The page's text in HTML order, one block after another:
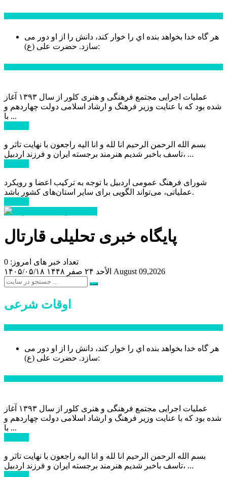
هر گاه خدا بخواهد بنده اي را خوار كند، دانش را از او دور می
سازد.حضرت علی (ع):
عملیات اجرایی مجتمع فرهنگی و هنری کلور از سال ۱۳۹۳ آغاز
شده بود که با عنایت وزیر فرهنگ و ارشاد اسلامی دولت چهاردهم و
با ...
بسم الله الرحمن الرحیم انا لله و انا الیه راجعون با نهایت تاثر و
تاسف باخبر شدیم هنرمند برجسته ایران و فرزند اردبیل، ...
شورای فرهنگ عمومی اردبیل با توجه به ترکیب اعضا و رویکرد
عملیاتی، می‌تواند الگویی برای سایر استان‌های کشور باشد.
پایگاه خبری تحلیلی قارتال
تعداد خبر های امروز: 0
۱۴۰۵/۰۵/۱۸
الأحد ۲۴ صفر ۱۴۴۸ August 09,2026
اوقات شرعی
هر گاه خدا بخواهد بنده اي را خوار كند، دانش را از او دور می
سازد.حضرت علی (ع):
عملیات اجرایی مجتمع فرهنگی و هنری کلور از سال ۱۳۹۳ آغاز
شده بود که با عنایت وزیر فرهنگ و ارشاد اسلامی دولت چهاردهم و
با ...
بسم الله الرحمن الرحیم انا لله و انا الیه راجعون با نهایت تاثر و
تاسف باخبر شدیم هنرمند برجسته ایران و فرزند اردبیل، ...